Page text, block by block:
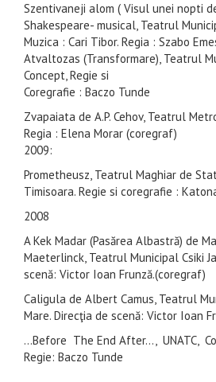
Szentivaneji alom ( Visul unei nopti
Shakespeare- musical, Teatrul
Muzica : Cari Tibor. Regia : Szabo
Atvaltozas (Transformare), Teatrul
Concept, Regie si
Coregrafie : Baczo Tunde
Zvapaiata de A.P. Cehov, Teatrul
Regia : Elena Morar (coregraf)
2009:
Prometheusz, Teatrul Maghiar de
Timisoara. Regie si coregrafie :
2008
A Kek Madar (Pasărea Albastră) de
Maeterlinck, Teatrul Municipal Csiki
scenă: Victor Ioan Frunză.(coregraf)
Caligula de Albert Camus, Teatrul
Mare. Direcţia de scenă: Victor Ioan
...Before The End After..., UNATC,
Regie: Baczo Tunde